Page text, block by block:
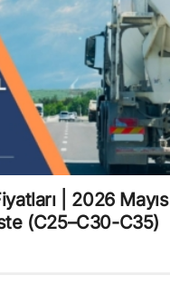
| 2026 Mayıs
(C25–C30-C35)